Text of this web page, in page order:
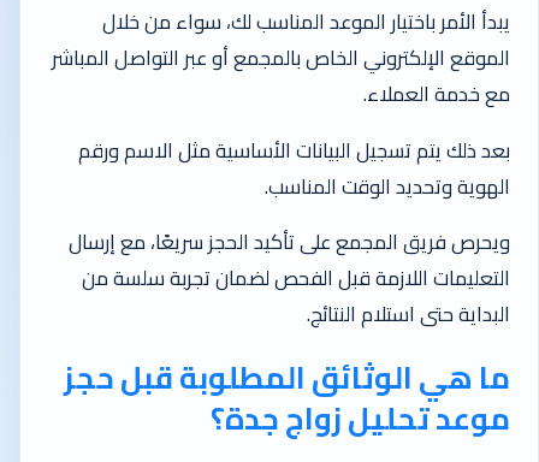
يبدأ الأمر باختيار الموعد المناسب لك، سواء من خلال
الموقع الإلكتروني الخاص بالمجمع أو عبر التواصل المباشر
مع خدمة العملاء.
بعد ذلك يتم تسجيل البيانات الأساسية مثل الاسم ورقم
الهوية وتحديد الوقت المناسب.
ويحرص فريق المجمع على تأكيد الحجز سريعًا، مع إرسال
التعليمات اللازمة قبل الفحص لضمان تجربة سلسة من
البداية حتى استلام النتائج.
ما هي الوثائق المطلوبة قبل حجز
موعد تحليل زواج جدة؟